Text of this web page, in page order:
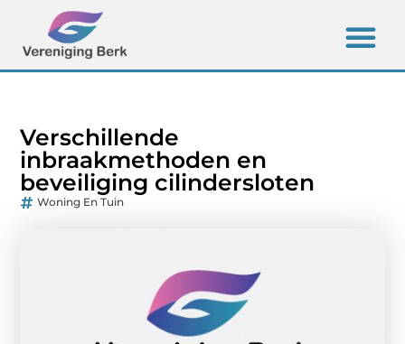
Verschillende
inbraakmethoden en
beveiliging cilindersloten
Woning En Tuin